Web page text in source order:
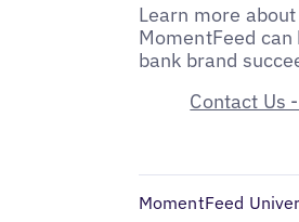
Learn more
MomentFeed
bank brand
Contact Us
MomentFeed